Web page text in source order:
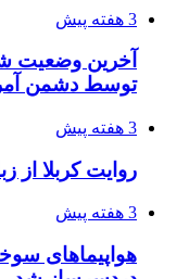
روسیه
4 هفته پیش